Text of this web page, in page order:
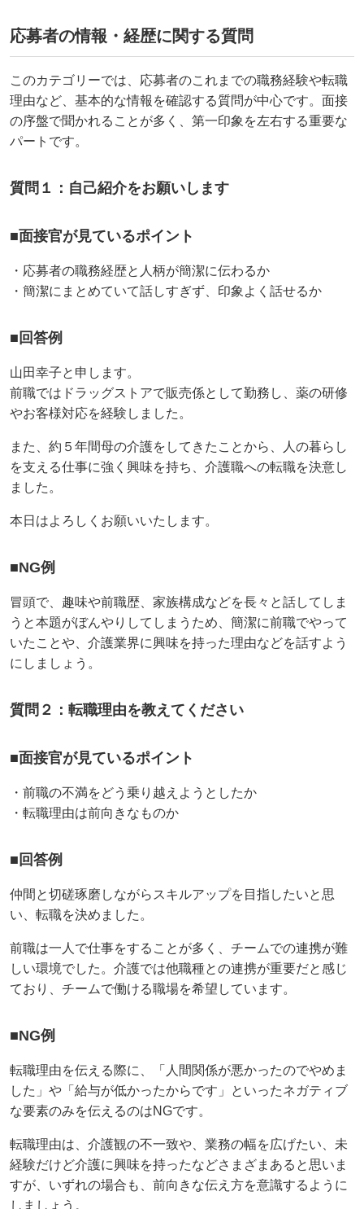
応募者の情報・経歴に関する質問
このカテゴリーでは、応募者のこれまでの職務経験や転職
理由など、基本的な情報を確認する質問が中心です。面接
の序盤で聞かれることが多く、第一印象を左右する重要な
パートです。
質問１：自己紹介をお願いします
■面接官が見ているポイント
・応募者の職務経歴と人柄が簡潔に伝わるか
・簡潔にまとめていて話しすぎず、印象よく話せるか
■回答例
山田幸子と申します。
前職ではドラッグストアで販売係として勤務し、薬の研修
やお客様対応を経験しました。
また、約５年間母の介護をしてきたことから、人の暮らし
を支える仕事に強く興味を持ち、介護職への転職を決意し
ました。
本日はよろしくお願いいたします。
■NG例
冒頭で、趣味や前職歴、家族構成などを長々と話してしま
うと本題がぼんやりしてしまうため、簡潔に前職でやって
いたことや、介護業界に興味を持った理由などを話すよう
にしましょう。
質問２：転職理由を教えてください
■面接官が見ているポイント
・前職の不満をどう乗り越えようとしたか
・転職理由は前向きなものか
■回答例
仲間と切磋琢磨しながらスキルアップを目指したいと思
い、転職を決めました。
前職は一人で仕事をすることが多く、チームでの連携が難
しい環境でした。介護では他職種との連携が重要だと感じ
ており、チームで働ける職場を希望しています。
■NG例
転職理由を伝える際に、「人間関係が悪かったのでやめま
した」や「給与が低かったからです」といったネガティブ
な要素のみを伝えるのはNGです。
転職理由は、介護観の不一致や、業務の幅を広げたい、未
経験だけど介護に興味を持ったなどさまざまあると思いま
すが、いずれの場合も、前向きな伝え方を意識するように
しましょう。